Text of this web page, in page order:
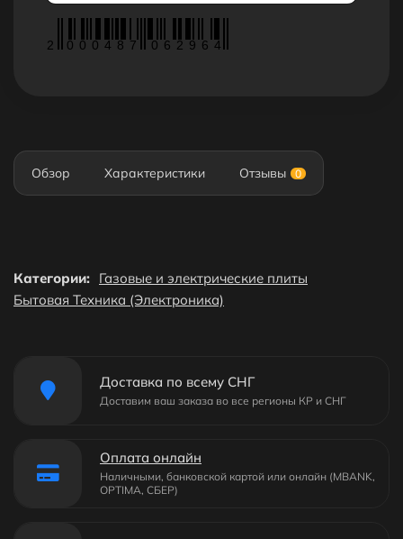
2 0 0 0 4 8 7 0 6 2 9 6 4
Обзор Характеристики Отзывы 0
Категории: Газовые и электрические плиты
Бытовая Техника (Электроника)
Доставка по всему СНГ
Доставим ваш заказа во все регионы КР и СНГ
Оплата онлайн
Наличными, банковской картой или онлайн (MBANK,
OPTIMA, СБЕР)